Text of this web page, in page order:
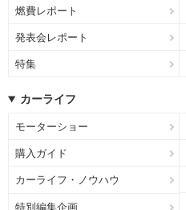
燃費レポート
発表会レポート
特集
カーライフ
モーターショー
購入ガイド
カーライフ・ノウハウ
特別編集企画